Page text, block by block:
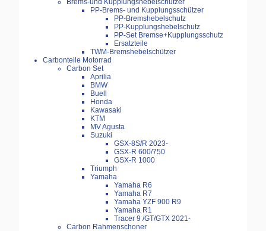
Brems-und Kupplungshebelschützer
PP-Brems- und Kupplungsschützer
PP-Bremshebelschutz
PP-Kupplungshebelschutz
PP-Set Bremse+Kupplungsschutz
Ersatzteile
TWM-Bremshebelschützer
Carbonteile Motorrad
Carbon Set
Aprilia
BMW
Buell
Honda
Kawasaki
KTM
MV Agusta
Suzuki
GSX-8S/R 2023-
GSX-R 600/750
GSX-R 1000
Triumph
Yamaha
Yamaha R6
Yamaha R7
Yamaha YZF 900 R9
Yamaha R1
Tracer 9 /GT/GTX 2021-
Carbon Rahmenschoner